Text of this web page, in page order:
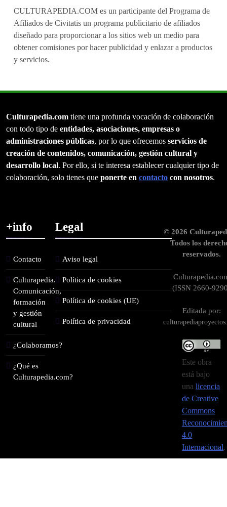
CULTURAPEDIA.COM es un participante del Programa de
Afiliados de Civitatis un programa publicitario de afiliados
diseñado para proporcionar a los sitios web un medio para
obtener comisiones por hacer publicidad y enlazar a productos
y servicios.
Culturapedia.com tiene una profunda vocación de colaboración
con todo tipo de entidades, asociaciones, empresas o
administraciones públicas, por lo que ofrecemos servicios de
creación de contenidos, comunicación, gestión cultural y
desarrollo local. Por ello, si te interesa establecer cualquier tipo de
colaboración, solo tienes que ponerte en contacto con nosotros.
+info
Contacto
Culturapedia.
Comunicación,
formación
y gestión
cultural
¿Colaboramos?
¿Qué es
Culturapedia.com?
Legal
Aviso legal
Política de cookies
Política de cookies (UE)
Política de privacidad
© 2026
Todos los
reservados.
(ISSN 2660-
Editada por:
Este obra
está bajo
unalicencia
de Creative
Commons
4.0
Internacional.